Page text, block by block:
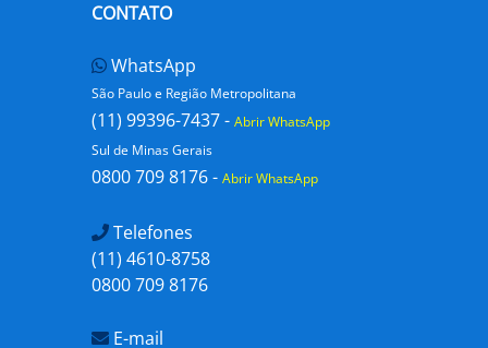
CONTATO
WhatsApp
São Paulo e Região Metropolitana
(11) 99396-7437 - Abrir WhatsApp
Sul de Minas Gerais
0800 709 8176 - Abrir WhatsApp
Telefones
(11) 4610-8758
0800 709 8176
E-mail